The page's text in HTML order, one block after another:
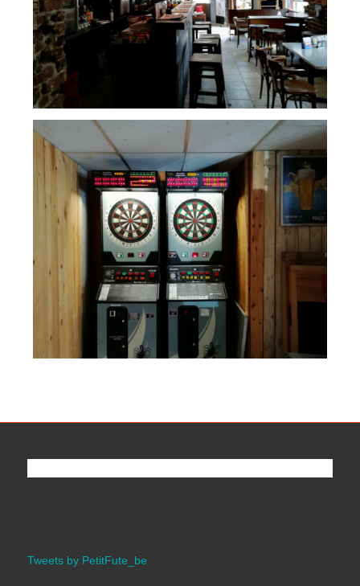
Tweets by PetitFute_be